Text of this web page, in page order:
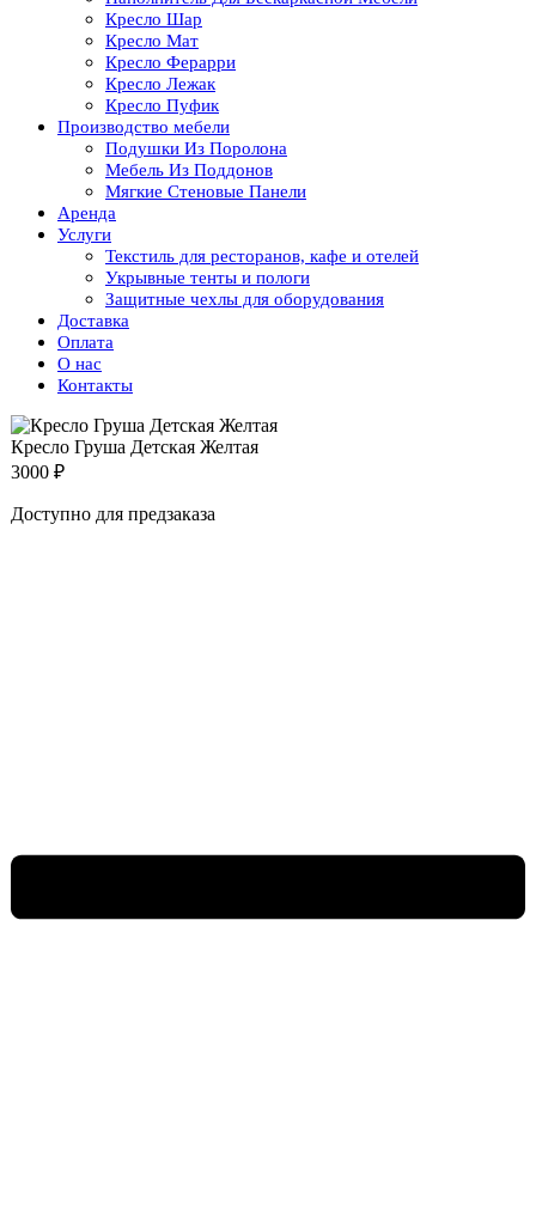
Кресло Шар
Кресло Мат
Кресло Ферарри
Кресло Лежак
Кресло Пуфик
Производство мебели
Подушки Из Поролона
Мебель Из Поддонов
Мягкие Стеновые Панели
Аренда
Услуги
Текстиль для ресторанов, кафе и отелей
Укрывные тенты и пологи
Защитные чехлы для оборудования
Доставка
Оплата
О нас
Контакты
Кресло Груша Детская Желтая
3000 ₽
Доступно для предзаказа